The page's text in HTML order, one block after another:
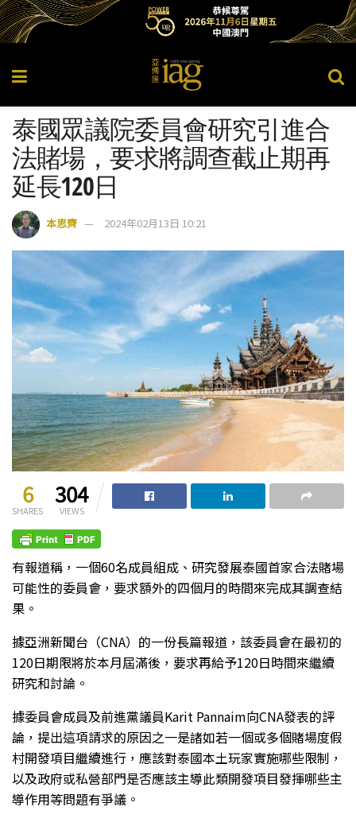
泰國眾議院委員會研究引進合
法賭場，要求將調查截止期再
延長120日
本思齊 2024年02月13日 10:21
6
SHARES
304
VIEWS
有報道稱，一個60名成員組成、研究發展泰國首家合法賭場
可能性的委員會，要求額外的四個月的時間來完成其調查結
果。
據亞洲新聞台（CNA）的一份長篇報道，該委員會在最初的
120日期限將於本月屆滿後，要求再給予120日時間來繼續
研究和討論。
據委員會成員及前進黨議員Karit Pannaim向CNA發表的評
論，提出這項請求的原因之一是諸如若一個或多個賭場度假
村開發項目繼續進行，應該對泰國本土玩家實施哪些限制，
以及政府或私營部門是否應該主導此類開發項目發揮哪些主
導作用等問題有爭議。